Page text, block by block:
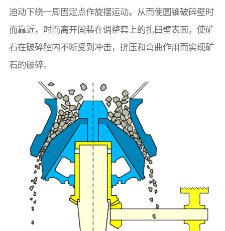
迫动下绕一周固定点作旋摆运动。从而使圆锥破碎壁时
而靠近，时而离开固装在调整套上的扎臼壁表面，使矿
石在破碎腔内不断受到冲击，挤压和弯曲作用而实现矿
石的破碎。